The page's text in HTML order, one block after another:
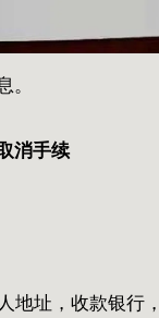
消手续
地址，收款银行